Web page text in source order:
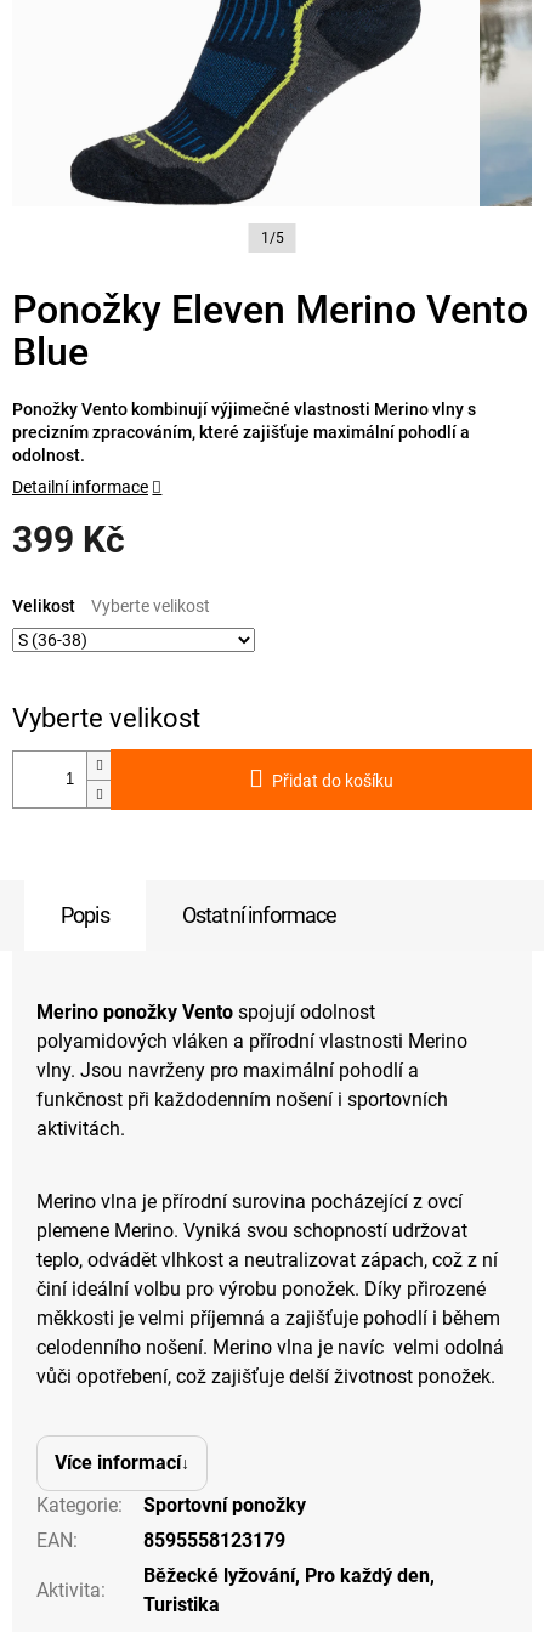
1/5
Ponožky Eleven Merino Vento
Blue
399 Kč
cena:
Velikost
Přidat do košíku
Ponožky Vento kombinují výjimečné vlastnosti Merino vlny s
precizním zpracováním, které zajišťuje maximální pohodlí a
odolnost.
Detailní informace
Popis Ostatní informace
Merino ponožky Vento spojují odolnost
polyamidových vláken a přírodní vlastnosti Merino
vlny. Jsou navrženy pro maximální pohodlí a
funkčnost při každodenním nošení i sportovních
aktivitách.
Merino vlna je přírodní surovina pocházející z ovcí
plemene Merino. Vyniká svou schopností udržovat
teplo, odvádět vlhkost a neutralizovat zápach, což z ní
činí ideální volbu pro výrobu ponožek. Díky přirozené
měkkosti je velmi příjemná a zajišťuje pohodlí i během
celodenního nošení. Merino vlna je navíc velmi odolná
vůči opotřebení, což zajišťuje delší životnost ponožek.
Více informací
Kategorie:
Sportovní ponožky
EAN: 8595558123179
Aktivita:
Běžecké lyžování, Pro každý den,
Turistika